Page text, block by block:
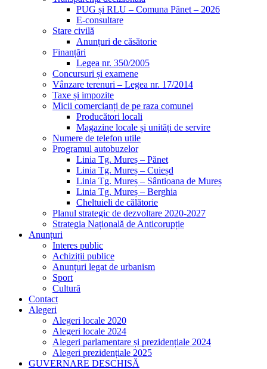
PUG și RLU – Comuna Pănet – 2026
E-consultare
Stare civilă
Anunțuri de căsătorie
Finanțări
Legea nr. 350/2005
Concursuri și examene
Vânzare terenuri – Legea nr. 17/2014
Taxe și impozite
Micii comercianți de pe raza comunei
Producători locali
Magazine locale și unități de servire
Numere de telefon utile
Programul autobuzelor
Linia Tg. Mureș – Pănet
Linia Tg. Mureș – Cuieșd
Linia Tg. Mureș – Sântioana de Mureș
Linia Tg. Mureș – Berghia
Cheltuieli de călătorie
Planul strategic de dezvoltare 2020-2027
Strategia Națională de Anticorupție
Anunțuri
Interes public
Achiziții publice
Anunțuri legat de urbanism
Sport
Cultură
Contact
Alegeri
Alegeri locale 2020
Alegeri locale 2024
Alegeri parlamentare și prezidențiale 2024
Alegeri prezidențiale 2025
GUVERNARE DESCHISĂ